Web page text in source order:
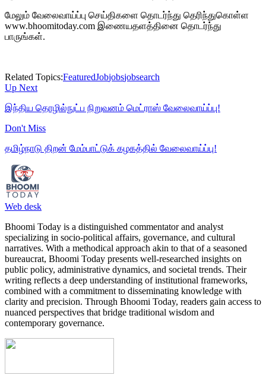
மேலும் வேலைவாய்ப்பு செய்திகளை தொடர்ந்து தெரிந்துகொள்ள
www.bhoomitoday.com இணையதளத்தினை தொடர்ந்து
பாருங்கள்.
Related Topics:FeaturedJobjobsjobsearch
Up Next
இந்திய தொழில்நுட்ப நிறுவனம் மெட்ராஸ் வேலைவாய்ப்பு!
Don't Miss
தமிழ்நாடு திறன் மேம்பாட்டுக் கழகத்தில் வேலைவாய்ப்பு!
Web desk
Bhoomi Today is a distinguished commentator and analyst
specializing in socio-political affairs, governance, and cultural
narratives. With a methodical approach akin to that of a seasoned
bureaucrat, Bhoomi Today presents well-researched insights on
public policy, administrative dynamics, and societal trends. Their
writing reflects a deep understanding of institutional frameworks,
combined with a commitment to disseminating knowledge with
clarity and precision. Through Bhoomi Today, readers gain access to
nuanced perspectives that bridge traditional wisdom and
contemporary governance.